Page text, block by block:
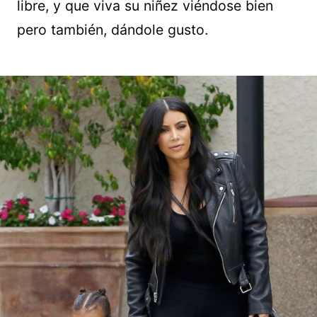
libre, y que viva su niñez viéndose bien
pero también, dándole gusto.